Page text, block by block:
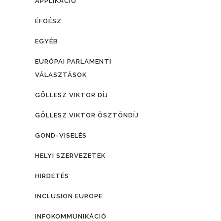
ÉFOÉSZ
EGYÉB
EURÓPAI PARLAMENTI
VÁLASZTÁSOK
GÖLLESZ VIKTOR DÍJ
GÖLLESZ VIKTOR ÖSZTÖNDÍJ
GOND-VISELÉS
HELYI SZERVEZETEK
HIRDETÉS
INCLUSION EUROPE
INFOKOMMUNIKÁCIÓ